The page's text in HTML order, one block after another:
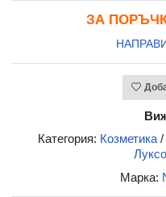
ЗА
Категория: Козметика/
Марка: